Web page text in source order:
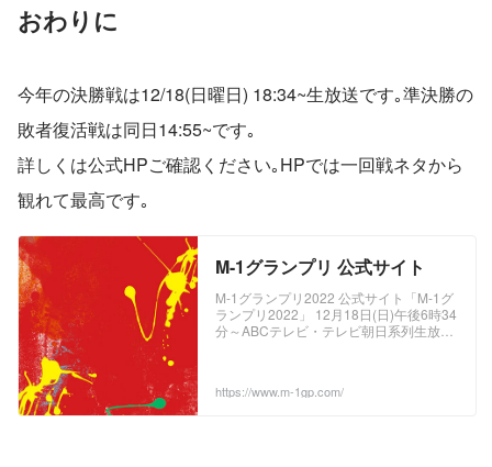
おわりに
今年の決勝戦は12/18(日曜日) 18:34~生放送です｡準決勝の
敗者復活戦は同日14:55~です｡
詳しくは公式HPご確認ください｡HPでは一回戦ネタから
観れて最高です｡
M-1グランプリ 公式サイト
M-1グランプリ2022 公式サイト「M-1グ
ランプリ2022」 12月18日(日)午後6時34
分～ABCテレビ・テレビ朝日系列生放
https://www.m-1gp.com/